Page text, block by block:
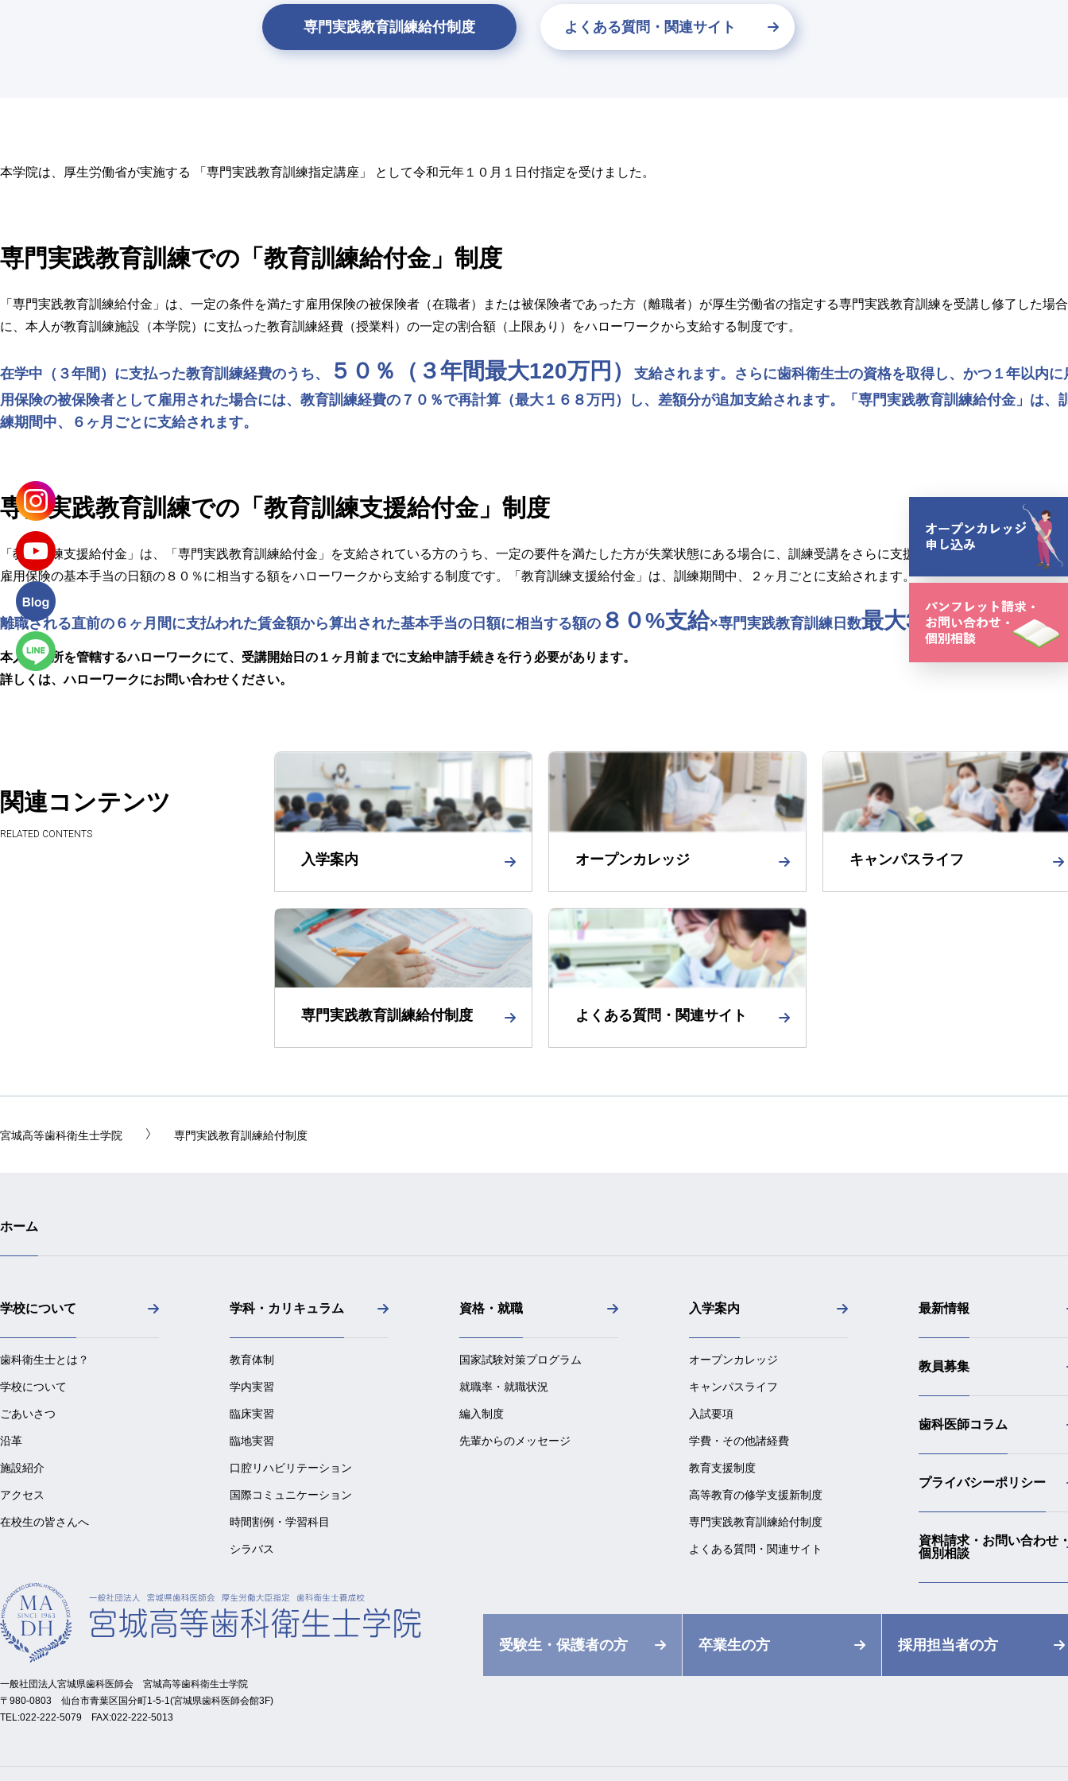
専門実践教育訓練給付制度 よくある質問・関連サイト
本学院は、厚生労働省が実施する 「専門実践教育訓練指定講座」 として令和元年１０月１日付指定を受けました。
専門実践教育訓練での 「教育訓練給付金」制度
「専門実践教育訓練給付金」は、一定の条件を満たす雇用保険の被保険者（在職者）または被保険者であった方（離職者）が厚生労働省の指定する専門実践教育訓練を受講し修了した場合
に、本人が教育訓練施設（本学院）に支払った教育訓練経費（授業料）の一定の割合額（上限あり）をハローワークから支給する制度です。
在学中（３年間）に支払った教育訓練経費のうち、 ５０％（３年間最大120万円）
支給されます。さらに歯科衛生士の資格を取得し、かつ１年以内に
用保険の被保険者として雇用された場合には、教育訓練経費の７０％で再計算（最大１６８万円）し、差額分が追加支給されます。「専門実践教育訓練給付金」は、
練期間中、６ヶ月ごとに支給されます。
専門実践教育訓練での 「教育訓練支援給付金」制度
「教育訓練支援給付金」は、「専門実践教育訓練給付金」を支給されている方のうち、一定の要件を満たした方が失業状態にある場合に、訓練受講をさらに支援するため、生活費支援と
雇用保険の基本手当の日額の８０％に相当する額をハローワークから支給する制度です。「教育訓練支援給付金」は、訓練期間中、２ヶ月ごとに支給されます。
離職される直前の６ヶ月間に支払われた賃金額から算出された基本手当の日額に相当する額の ８０%支給×専門実践教育訓練日数最大3年間支給。
本人の住所を管轄するハローワークにて、受講開始日の１ヶ月前までに支給申請手続きを行う必要があります。
詳しくは、ハローワークにお問い合わせください。
関連コンテンツ
入学案内 オープンカレッジ キャンパスライフ
専門実践教育訓練給付制度 よくある質問・関連サイト
宮城高等歯科衛生士学院 専門実践教育訓練給付制度
ホーム
学校について
歯科衛生士とは？
学校について
ごあいさつ
沿革
施設紹介
アクセス
在校生の皆さんへ
学科・カリキュラム
教育体制
学内実習
臨床実習
臨地実習
口腔リハビリテーション
国際コミュニケーション
時間割例・学習科目
シラバス
資格・就職
国家試験対策プログラム
就職率・就職状況
編入制度
先輩からのメッセージ
入学案内
オープンカレッジ
キャンパスライフ
入試要項
学費・その他諸経費
教育支援制度
高等教育の修学支援新制度
専門実践教育訓練給付制度
よくある質問・関連サイト
最新情報
教員募集
歯科医師コラム
プライバシーポリシー
資料請求・お問い合わせ
個別相談
受験生・保護者の方 卒業生の方 採用担当者の方
一般社団法人宮城県歯科医師会 宮城高等歯科衛生士学院
〒980-0803 仙台市青葉区国分町1-5-1(宮城県歯科医師会館3F)
TEL:022-222-5079 FAX:022-222-5013